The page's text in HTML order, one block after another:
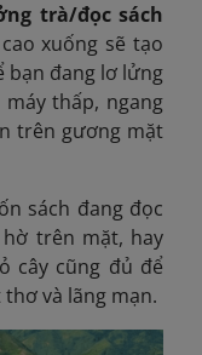
trà/đọc sách
xuống sẽ tạo
bạn đang lơ lửng
thấp, ngang
trên gương mặt
sách đang đọc
trên mặt, hay
cây cũng đủ để
và lãng mạn.